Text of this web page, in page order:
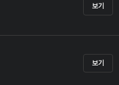
보기
보기